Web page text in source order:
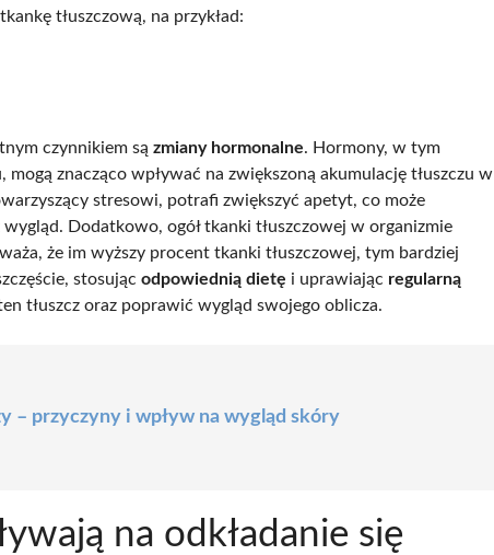
tłuszczową, na przykład:
czynnikiem są zmiany hormonalne. Hormony, w tym
znacząco wpływać na zwiększoną akumulację tłuszczu w
stresowi, potrafi zwiększyć apetyt, co może
Dodatkowo, ogół tkanki tłuszczowej w organizmie
że im wyższy procent tkanki tłuszczowej, tym bardziej
stosując odpowiednią dietę i uprawiając regularną
tłuszcz oraz poprawić wygląd swojego oblicza.
– przyczyny i wpływ na wygląd skóry
na odkładanie się